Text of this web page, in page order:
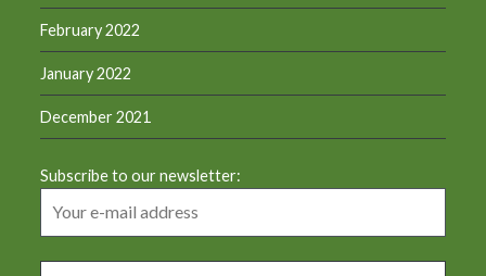
February 2022
January 2022
December 2021
Subscribe to our newsletter: